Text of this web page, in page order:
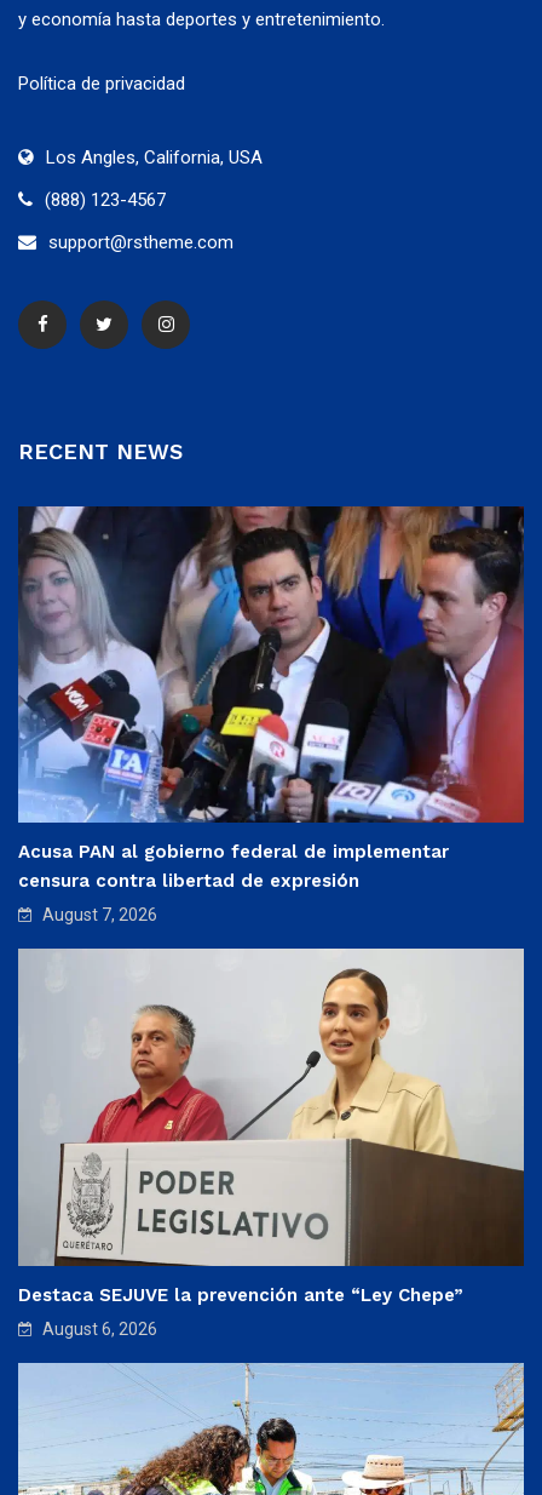
y economía hasta deportes y entretenimiento.
Política de privacidad
Los Angles, California, USA
(888) 123-4567
support@rstheme.com
RECENT NEWS
Acusa PAN al gobierno federal de implementar
censura contra libertad de expresión
August 7, 2026
Destaca SEJUVE la prevención ante “Ley Chepe”
August 6, 2026